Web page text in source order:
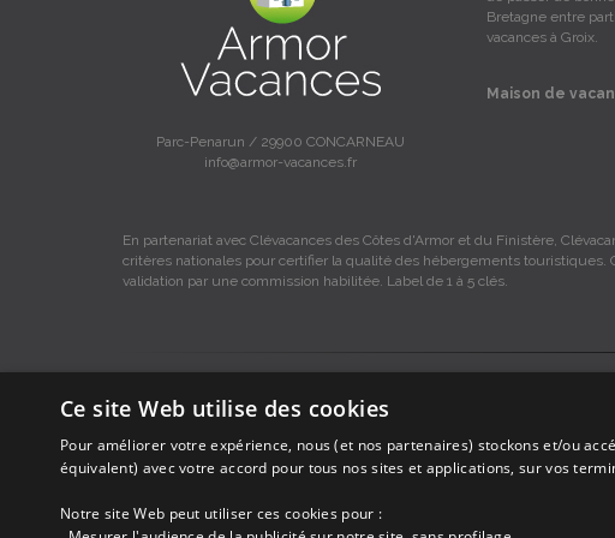
Parc-Penarun / 29900 CONCARNEAU
info@armor-vacances.fr
Bretagne entre
vacances à Groix.
Maison de
En partenariat avec Clévacances des Côtes d'Armor et du Finistère,
critères nationales pour certifier la qualité des hébergements
validation par une commission habilitée. Label de 1 à 5 clés.
Armor-vacances.
Armor-vacances n'est pas un organisme et ne touche aucune
Ce site Web utilise des cookies
Pour améliorer votre expérience, nous (et nos partenaires) stockons et/ou
équivalent) avec votre accord pour tous nos sites et applications, sur vos
Notre site Web peut utiliser ces cookies pour :